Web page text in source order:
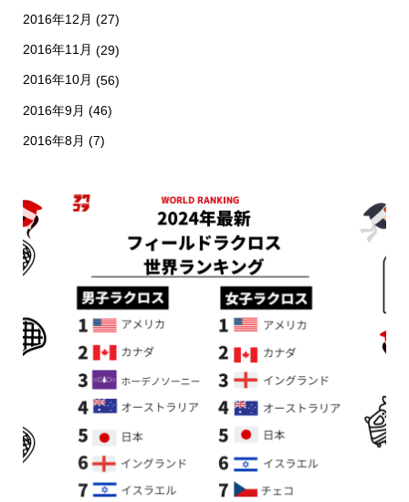
2016年12月 (27)
2016年11月 (29)
2016年10月 (56)
2016年9月 (46)
2016年8月 (7)